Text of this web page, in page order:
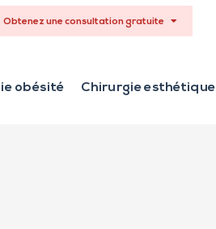
Obtenez une consultation gratuite
obésité Chirurgie esthétique